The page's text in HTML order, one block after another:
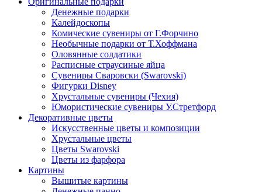
Денежные подарки
Калейдоскопы
Комические сувениры от Г.Форчино
Необычные подарки от Т.Хоффмана
Оловянные солдатики
Расписные страусиные яйца
Сувениры Сваровски (Swarovski)
Фигурки Disney
Хрустальные сувениры (Чехия)
Юмористические сувениры У.Стретфорд
Декоративные цветы
Искусственные цветы и композиции
Хрустальные цветы
Цветы Swarovski
Цветы из фарфора
Картины
Вышитые картины